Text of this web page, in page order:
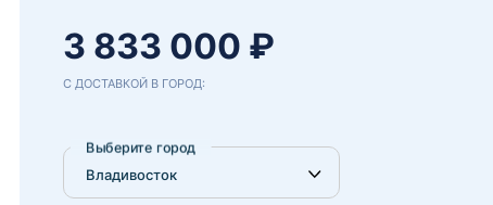
3 833 000 ₽
С ДОСТАВКОЙ В ГОРОД:
Выберите город